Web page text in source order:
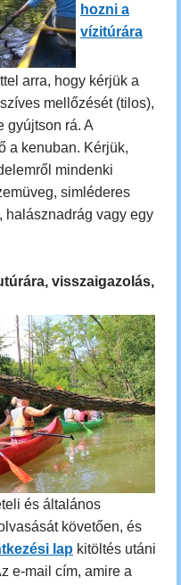
hozni a
vízitúrára
arra, hogy kérjük a
mellőzését (tilos),
gyújtson rá. A
a kenuban. Kérjük,
mindenki
simléderes
halásznadrág vagy egy
visszaigazolás,
és általános
követően, és
lap kitöltés utáni
e-mail cím, amire a